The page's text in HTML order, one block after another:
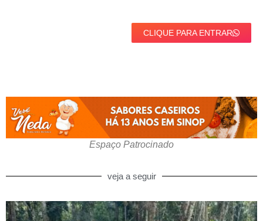
CLIQUE PARA ENTRAR
Espaço Patrocinado
veja a seguir